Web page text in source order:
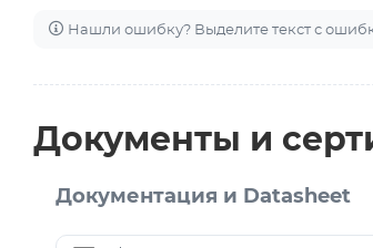
Нашли ошибку? Выделите текст с
Документы и
Документация и Datasheet